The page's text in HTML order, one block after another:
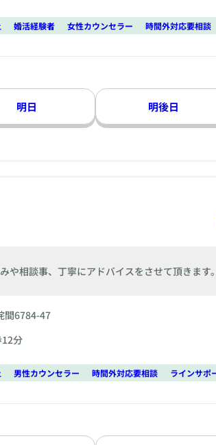
婚活経験者 女性カウンセラー 時間外対応要相談
明日 明後日
や相談事、丁寧にアドバイスをさせて頂きます。
間6784-47
分
男性カウンセラー 時間外対応要相談 ラインサポ